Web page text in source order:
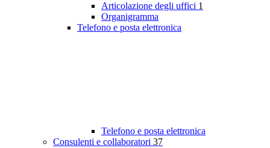
Articolazione degli uffici 1
Organigramma
Telefono e posta elettronica
Telefono e posta elettronica
Consulenti e collaboratori 37